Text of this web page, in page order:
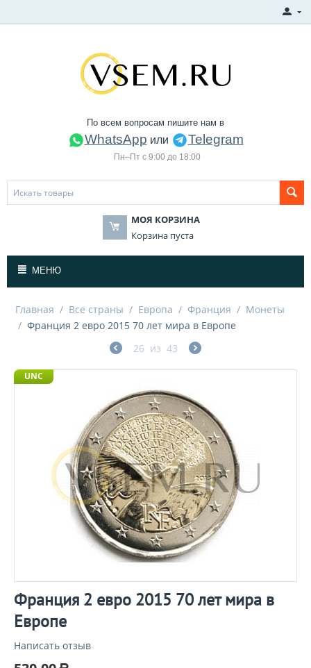
По всем вопросам пишите нам в
WhatsApp или Telegram
Пн–Пт с 9:00 до 18:00
МОЯ КОРЗИНА
Корзина пуста
МЕНЮ
Главная / Все страны / Европа / Франция / Монеты
/ Франция 2 евро 2015 70 лет мира в Европе
26 из 43
UNC
Франция 2 евро 2015 70 лет мира в
Европе
Написать отзыв